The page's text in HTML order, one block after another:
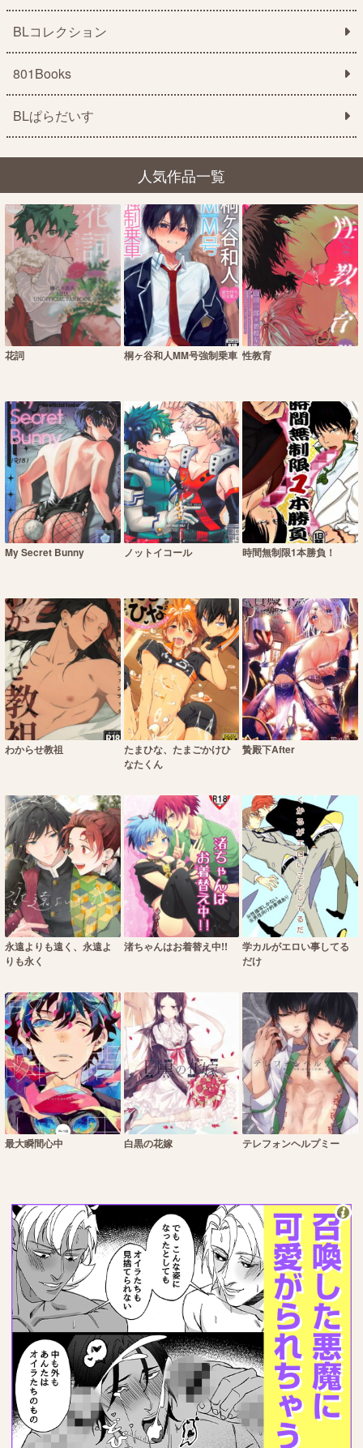
BLコレクション
801Books
BLぱらだいす
人気作品一覧
花詞 桐ヶ谷和人MM号強制乗車 性教育
My Secret Bunny ノットイコール 時間無制限1本勝負！
わからせ教祖
たまひな、たまごかけひ
なたくん
贄殿下After
永遠よりも遠く、永遠よ
りも永く
渚ちゃんはお着替え中!!
学カルがエロい事してる
だけ
最大瞬間心中 白黒の花嫁 テレフォンヘルプミー